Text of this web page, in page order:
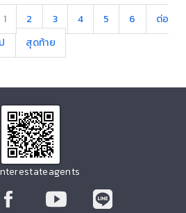
1 2 3 4 5 6
ต่อ
สุดท้าย